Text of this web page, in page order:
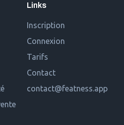
Links
Inscription
Connexion
Tarifs
Contact
contact@featness.app